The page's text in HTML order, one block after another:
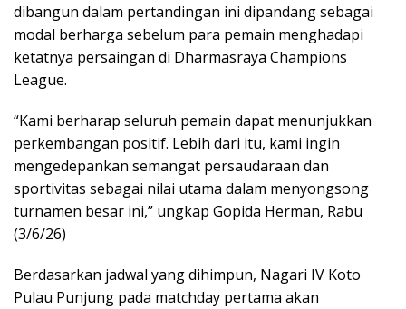
dibangun dalam pertandingan ini dipandang sebagai
modal berharga sebelum para pemain menghadapi
ketatnya persaingan di Dharmasraya Champions
League.
“Kami berharap seluruh pemain dapat menunjukkan
perkembangan positif. Lebih dari itu, kami ingin
mengedepankan semangat persaudaraan dan
sportivitas sebagai nilai utama dalam menyongsong
turnamen besar ini,” ungkap Gopida Herman, Rabu
(3/6/26)
Berdasarkan jadwal yang dihimpun, Nagari IV Koto
Pulau Punjung pada matchday pertama akan